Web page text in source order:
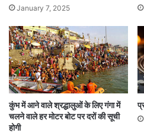
January 7, 2025
कुंभ में आने वाले श्रद्धालुओं के लिए गंगा में
चलने वाले हर मोटर बोट पर दरों की सूची
होगी